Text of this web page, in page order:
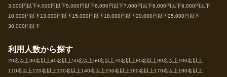
3,000円以下4,000円以下5,000円以下6,000円以下7,000円以下8,000円以下9,000円以下
10,000円以下13,000円以下15,000円以下18,000円以下20,000円以下25,000円以下
30,000円以下
利用人数から探す
20名以上30名以上40名以上50名以上60名以上70名以上80名以上90名以上100名以上
110名以上120名以上130名以上140名以上150名以上160名以上170名以上180名以上